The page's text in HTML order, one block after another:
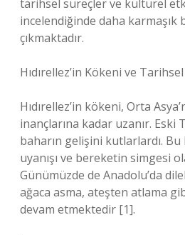
tarihsel süreçler ve kültürel
incelendiğinde daha
çıkmaktadır.
Hıdırellez’in Kökeni ve
Hıdırellez’in kökeni, Orta
inançlarına kadar uzanır. Eski
baharın gelişini kutlarlardı.
uyanışı ve bereketin simgesi
Günümüzde de Anadolu’da
ağaca asma, ateşten atlama
devam etmektedir [1].